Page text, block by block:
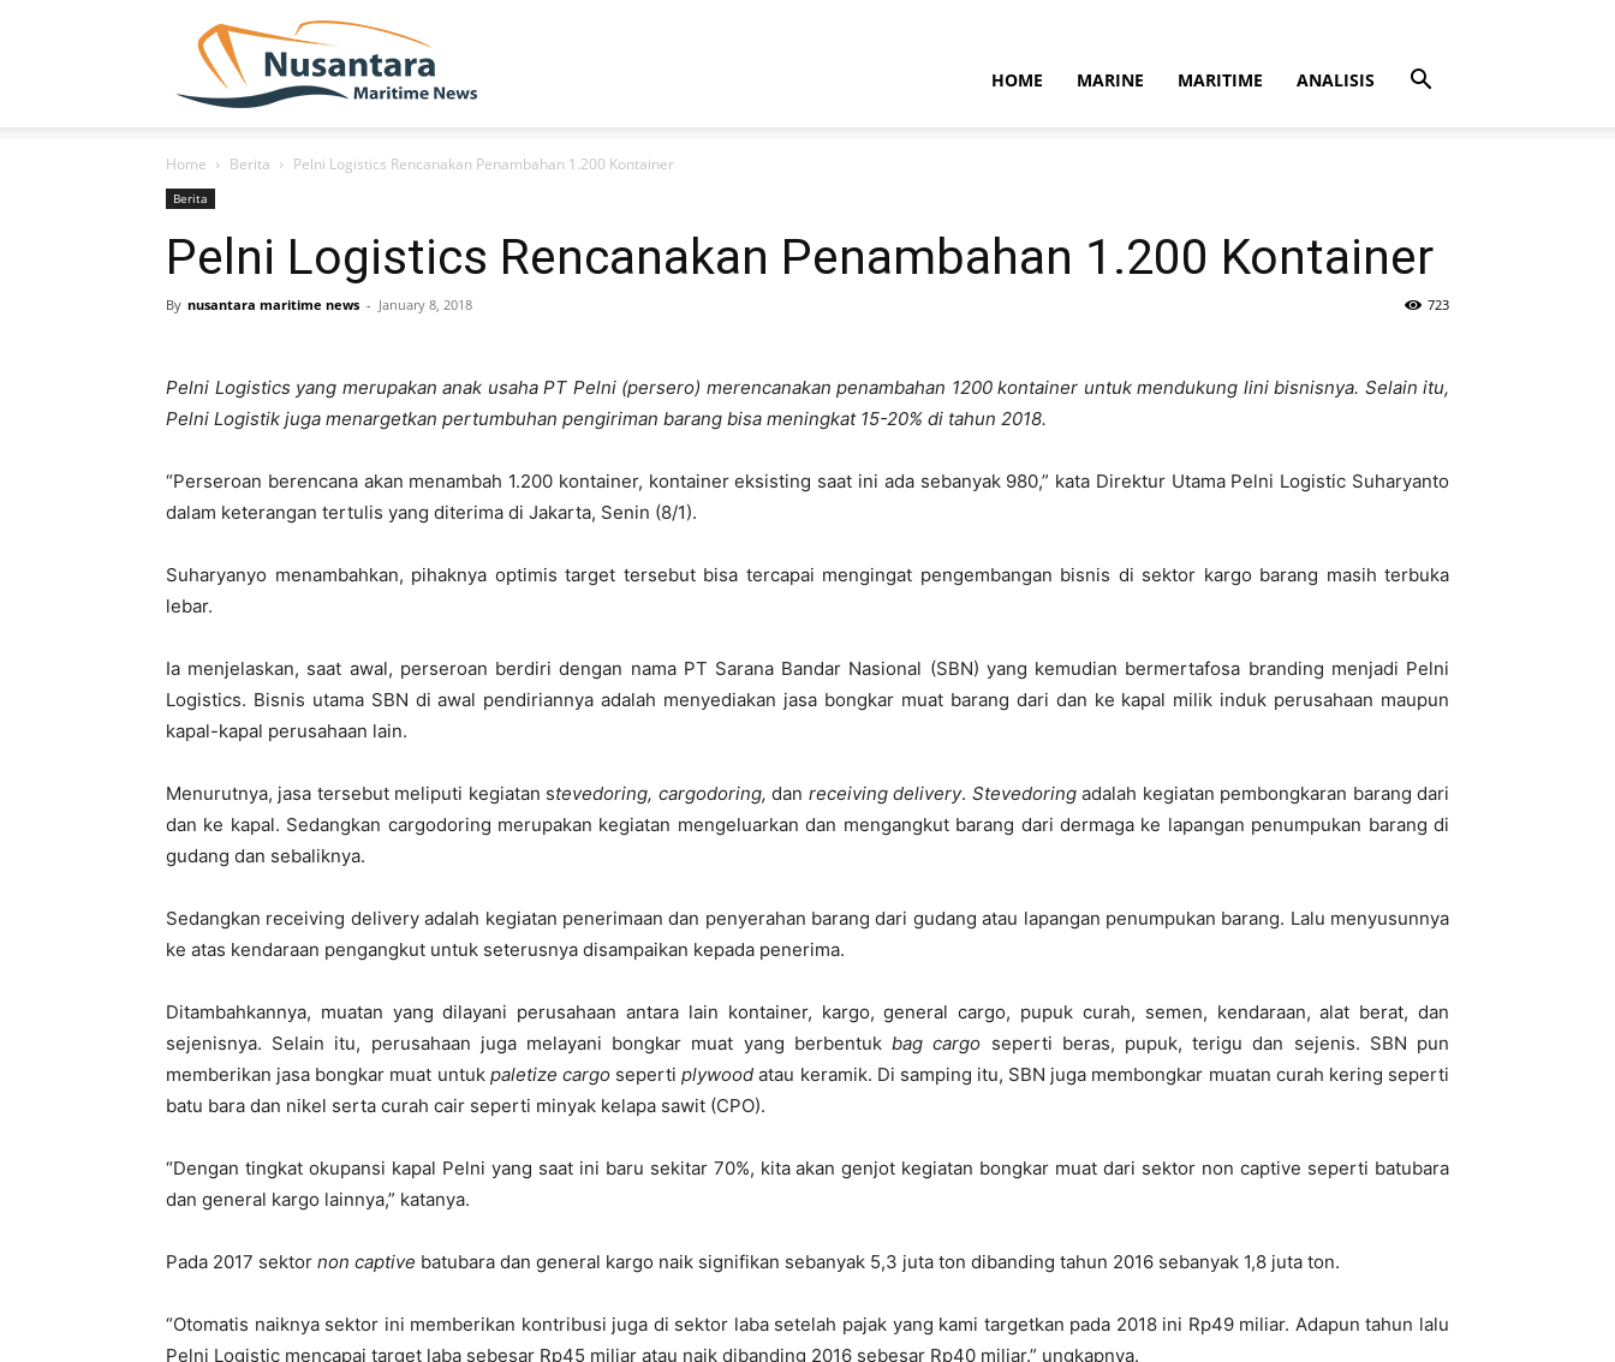
HOME MARINE MARITIME ANALISIS
Home Berita Pelni Logistics Rencanakan Penambahan 1.200 Kontainer
Berita
Pelni Logistics Rencanakan Penambahan 1.200 Kontainer
By nusantara maritime news - January 8, 2018 723
Pelni Logistics yang merupakan anak usaha PT Pelni (persero) merencanakan penambahan 1200 kontainer untuk mendukung lini bisnisnya. Selain itu,
Pelni Logistik juga menargetkan pertumbuhan pengiriman barang bisa meningkat 15-20% di tahun 2018.
“Perseroan berencana akan menambah 1.200 kontainer, kontainer eksisting saat ini ada sebanyak 980,” kata Direktur Utama Pelni Logistic Suharyanto
dalam keterangan tertulis yang diterima di Jakarta, Senin (8/1).
Suharyanyo menambahkan, pihaknya optimis target tersebut bisa tercapai mengingat pengembangan bisnis di sektor kargo barang masih terbuka
lebar.
Ia menjelaskan, saat awal, perseroan berdiri dengan nama PT Sarana Bandar Nasional (SBN) yang kemudian bermertafosa branding menjadi Pelni
Logistics. Bisnis utama SBN di awal pendiriannya adalah menyediakan jasa bongkar muat barang dari dan ke kapal milik induk perusahaan maupun
kapal-kapal perusahaan lain.
Menurutnya, jasa tersebut meliputi kegiatan stevedoring, cargodoring, dan receiving delivery. Stevedoringadalah kegiatan pembongkaran barang dari
dan ke kapal. Sedangkan cargodoring merupakan kegiatan mengeluarkan dan mengangkut barang dari dermaga ke lapangan penumpukan barang di
gudang dan sebaliknya.
Sedangkan receiving delivery adalah kegiatan penerimaan dan penyerahan barang dari gudang atau lapangan penumpukan barang. Lalu menyusunnya
ke atas kendaraan pengangkut untuk seterusnya disampaikan kepada penerima.
Ditambahkannya, muatan yang dilayani perusahaan antara lain kontainer, kargo, general cargo, pupuk curah, semen, kendaraan, alat berat, dan
sejenisnya. Selain itu, perusahaan juga melayani bongkar muat yang berbentukbag cargo seperti beras, pupuk, terigu dan sejenis. SBN pun
memberikan jasa bongkar muat untuk paletize cargosepertiplywood atau keramik. Di samping itu, SBN juga membongkar muatan curah kering seperti
batu bara dan nikel serta curah cair seperti minyak kelapa sawit (CPO).
“Dengan tingkat okupansi kapal Pelni yang saat ini baru sekitar 70%, kita akan genjot kegiatan bongkar muat dari sektor non captive seperti batubara
dan general kargo lainnya,” katanya.
Pada 2017 sektor non captive batubara dan general kargo naik signifikan sebanyak 5,3 juta ton dibanding tahun 2016 sebanyak 1,8 juta ton.
“Otomatis naiknya sektor ini memberikan kontribusi juga di sektor laba setelah pajak yang kami targetkan pada 2018 ini Rp49 miliar. Adapun tahun lalu
Pelni Logistic mencapai target laba sebesar Rp45 miliar atau naik dibanding 2016 sebesar Rp40 miliar.” ungkapnya.